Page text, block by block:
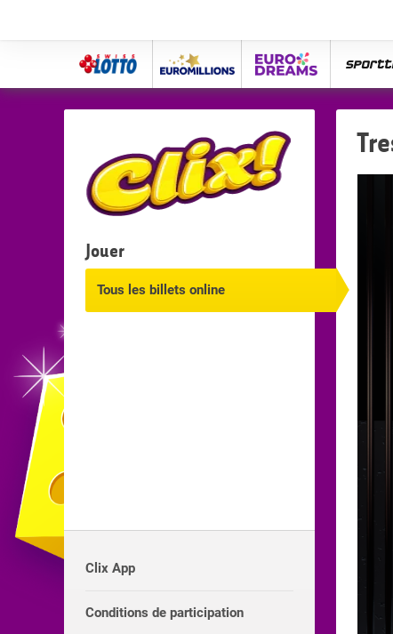
Swiss
Lotto
Euro
Millions
eurodreams
Jouer
Tous les billets online
Clix App
Conditions de participation